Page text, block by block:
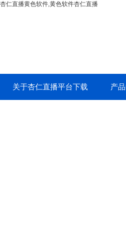
仁直播黄色软件,黄色软件杏仁直播
关于杏仁直播平台下载 产